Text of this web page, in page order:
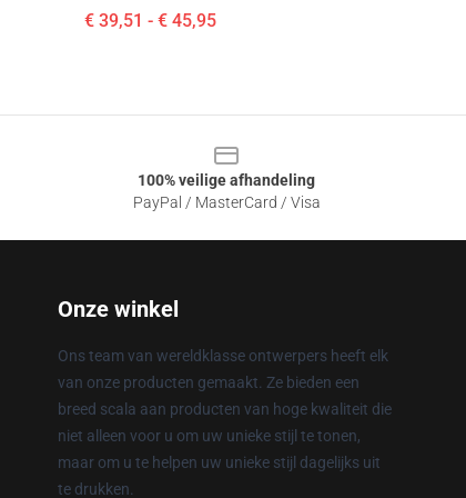
€ 39,51 - € 45,95
100% veilige afhandeling
PayPal / MasterCard / Visa
Onze winkel
Ons team van wereldklasse ontwerpers heeft elk
van onze producten gemaakt. Ze bieden een
breed scala aan producten van hoge kwaliteit die
niet alleen voor u om uw unieke stijl te tonen,
maar om u te helpen uw unieke stijl dagelijks uit
te drukken.